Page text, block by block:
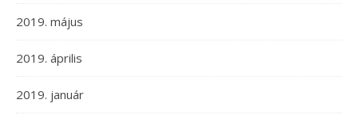
2019. május
2019. április
2019. január